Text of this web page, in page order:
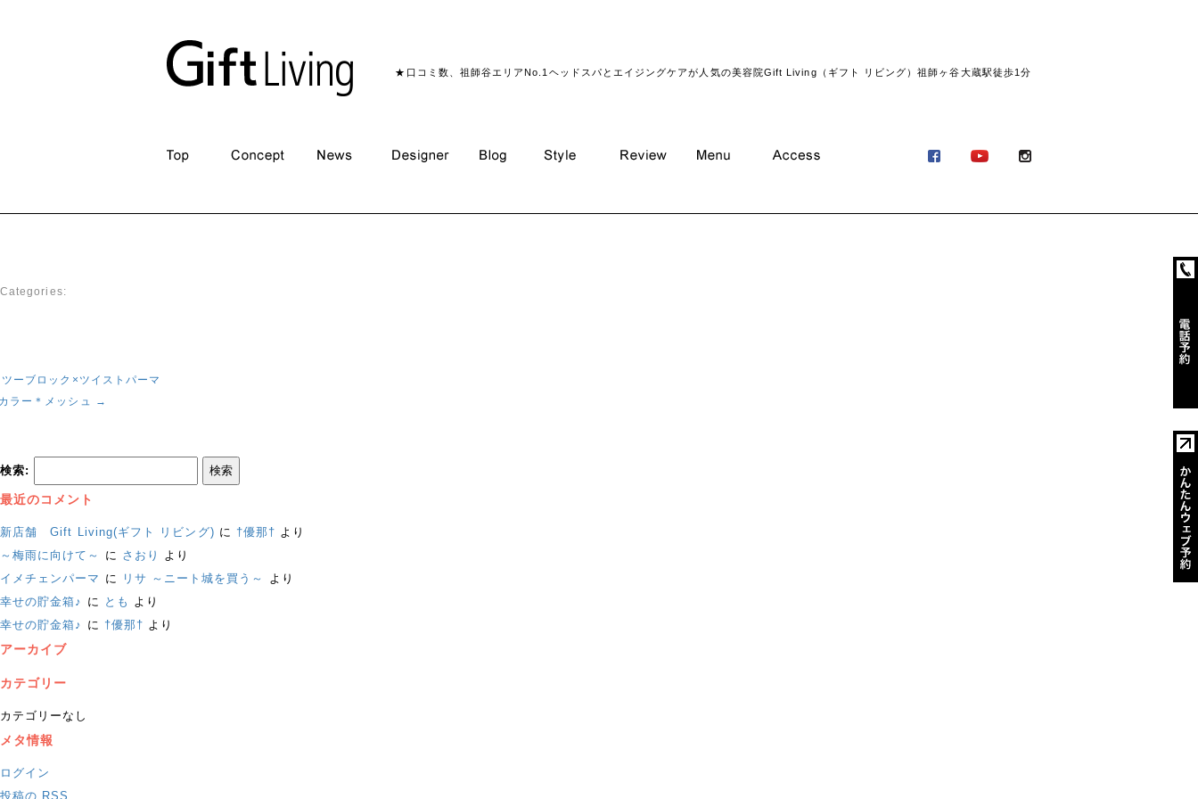
★口コミ数、祖師谷エリアNo.1ヘッドスパとエイジングケアが人気の美容院Gift Living（ギフト リビング）祖師ヶ谷大蔵駅徒歩1分
Categories:
ーブロック×ツイストパーマ
ラー＊メッシュ →
検索:
最近のコメント
新店舗 Gift Living(ギフト リビング) に †優那† より
～梅雨に向けて～
に さおり
より
イメチェンパーマ に リサ ～ニート城を買う～
より
幸せの貯金箱♪ に とも より
幸せの貯金箱♪ に †優那† より
アーカイブ
カテゴリー
カテゴリーなし
メタ情報
ログイン
投稿の RSS